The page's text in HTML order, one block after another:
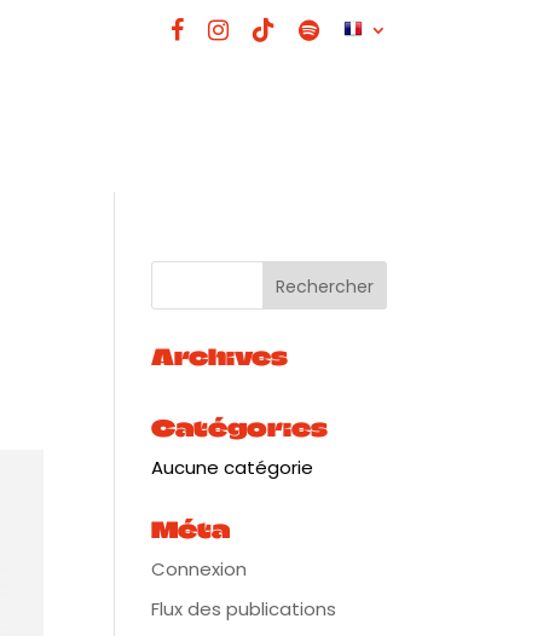
Archives
Catégories
Aucune catégorie
Méta
Connexion
Flux des publications